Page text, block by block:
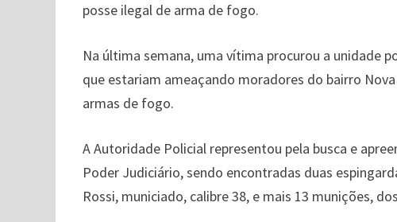
posse ilegal de arma de fogo.
Na última semana, uma vítima procurou a unidade
que estariam ameaçando moradores do bairro
armas de fogo.
A Autoridade Policial representou pela busca e
Poder Judiciário, sendo encontradas duas
Rossi, municiado, calibre 38, e mais 13 munições,